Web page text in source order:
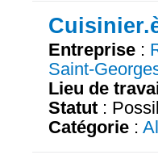
Entreprise :
Saint-
Lieu de
Statut :
Catégorie :